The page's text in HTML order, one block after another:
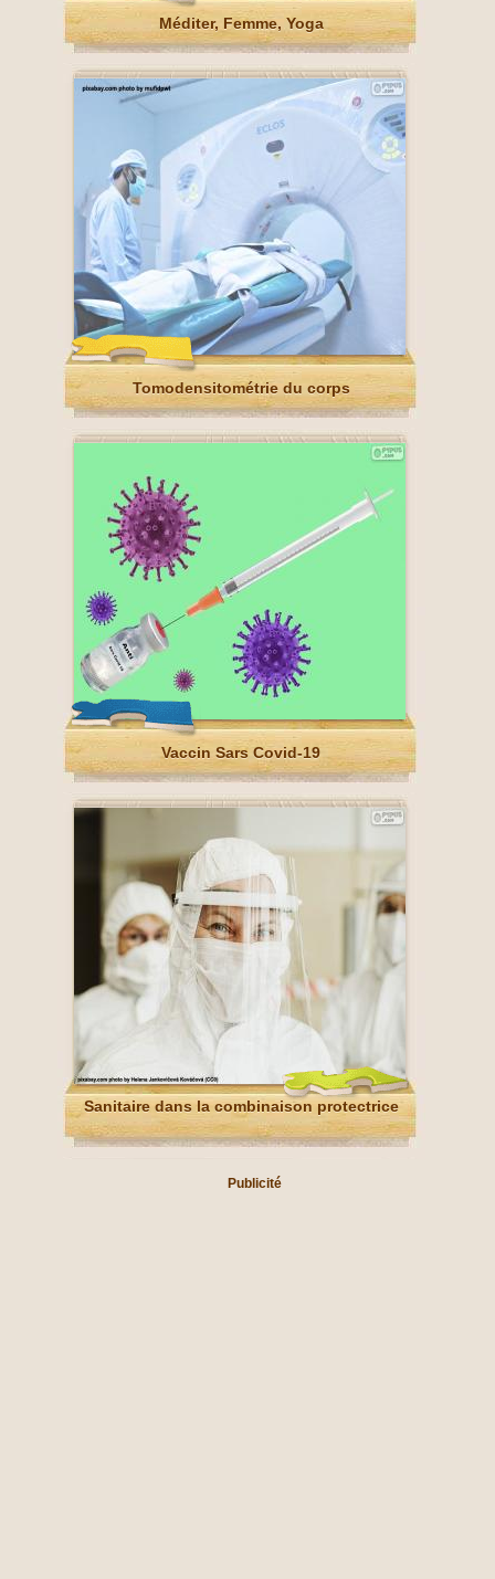
Méditer, Femme, Yoga
Tomodensitométrie du corps
Vaccin Sars Covid-19
Sanitaire dans la combinaison protectrice
Publicité